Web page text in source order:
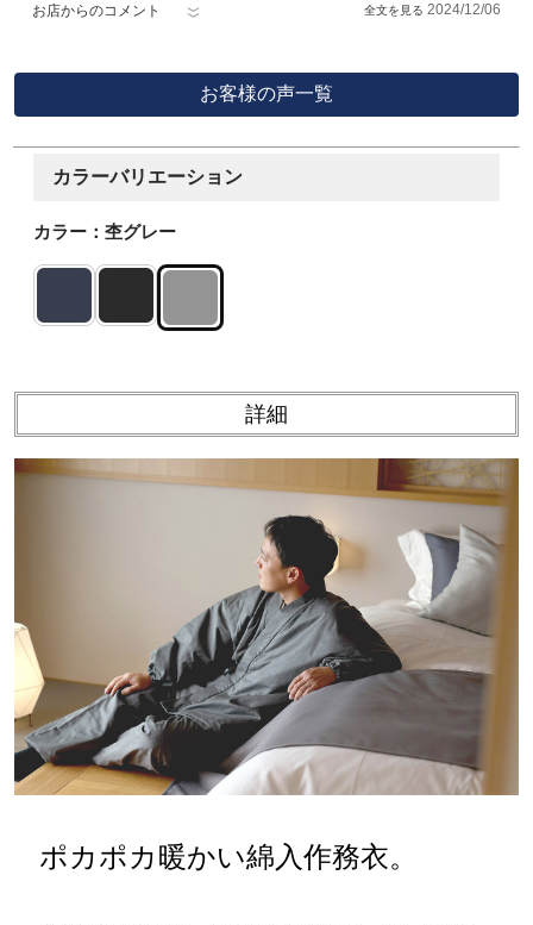
お店からのコメント 2024/12/06
お客様の声一覧
カラーバリエーション
カラー：杢グレー
詳細
ポカポカ暖かい綿入作務衣。